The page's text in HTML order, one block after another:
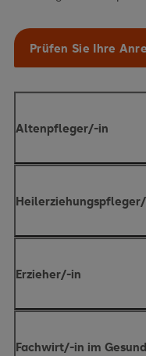
Prüfen Sie Ihre
Altenpfleger/-in
Studiengebühren um
Altenpfleger:in
Studiengebühren um
Erzieher/-in
Fachwirt/-in im